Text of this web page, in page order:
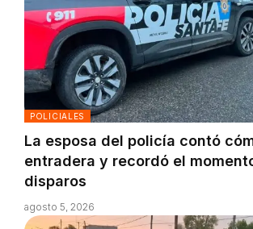
POLICIALES
La esposa del policía contó
entradera y recordó el
disparos
agosto 5, 2026